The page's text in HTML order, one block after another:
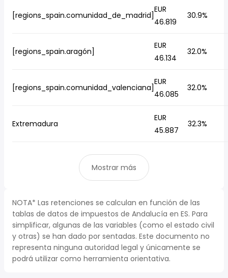
[regions_spain.comunidad_de_madrid]
EUR
46.819
30.9%
[regions_spain.aragón]
EUR
46.134
32.0%
[regions_spain.comunidad_valenciana]
EUR
46.085
32.0%
Extremadura
EUR
45.887
32.3%
Mostrar más
NOTA* Las retenciones se calculan en función de las
tablas de datos de impuestos de Andalucía en ES. Para
simplificar, algunas de las variables (como el estado civil
y otras) se han dado por sentadas. Este documento no
representa ninguna autoridad legal y únicamente se
podrá utilizar como herramienta orientativa.